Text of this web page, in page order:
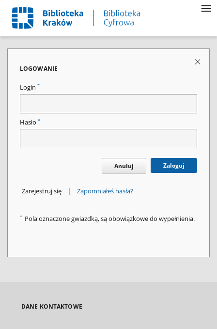
LOGOWANIE
Login *
Hasło *
Anuluj Zaloguj
Zarejestruj się | Zapomniałeś hasła?
* Pola oznaczone gwiazdką, są obowiązkowe do wypełnienia.
DANE KONTAKTOWE